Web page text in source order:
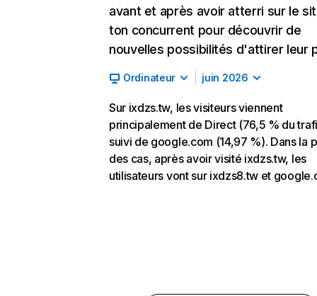
avant et après avoir atterri sur le
ton concurrent pour découvrir de
nouvelles possibilités d'attirer leur
Ordinateur juin 2026
Sur ixdzs.tw, les visiteurs viennent
principalement de Direct (76,5 % du
suivi de google.com (14,97 %). Dans la
des cas, après avoir visité ixdzs.tw, les
utilisateurs vont sur ixdzs8.tw et